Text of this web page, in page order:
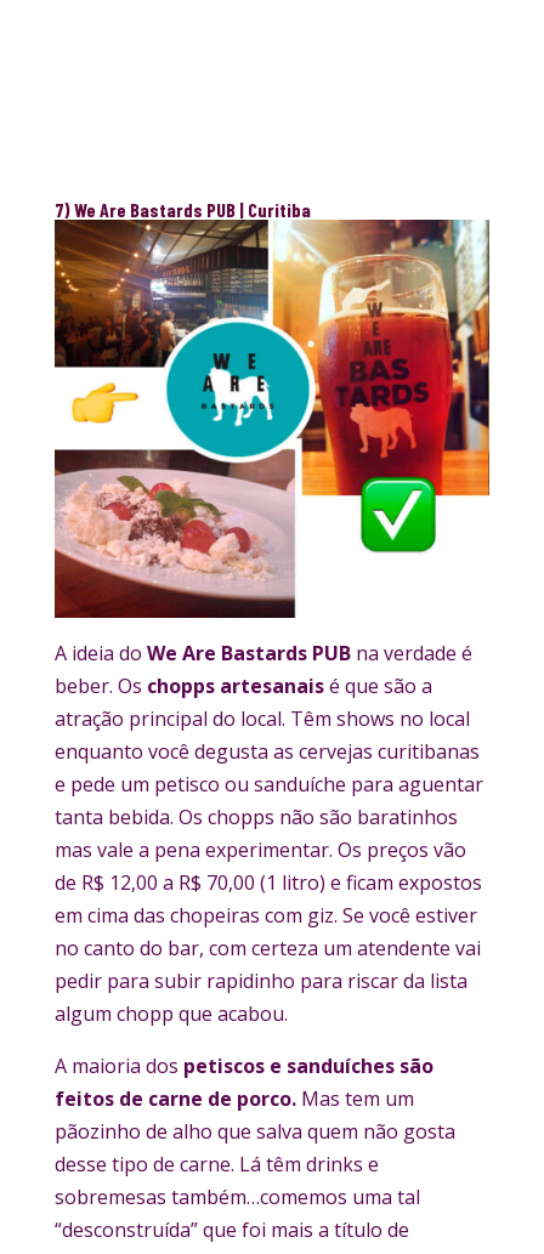
7) We Are Bastards PUB | Curitiba
A ideia do We Are Bastards PUB na verdade é
beber. Os chopps artesanaisé que são a
atração principal do local. Têm shows no local
enquanto você degusta as cervejas curitibanas
e pede um petisco ou sanduíche para aguentar
tanta bebida. Os chopps não são baratinhos
mas vale a pena experimentar. Os preços vão
de R$ 12,00 a R$ 70,00 (1 litro) e ficam expostos
em cima das chopeiras com giz. Se você estiver
no canto do bar, com certeza um atendente vai
pedir para subir rapidinho para riscar da lista
algum chopp que acabou.
A maioria dos petiscos e sanduíches são
feitos de carne de porco.Mas tem um
pãozinho de alho que salva quem não gosta
desse tipo de carne. Lá têm drinks e
sobremesas também…comemos uma tal
“desconstruída” que foi mais a título de